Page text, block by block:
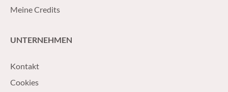
Meine Credits
UNTERNEHMEN
Kontakt
Cookies